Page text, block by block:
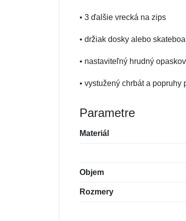
• 3 ďalšie vrecká na zips
• držiak dosky alebo
• nastaviteľný hrudný
• vystužený chrbát a popruhy
Parametre
Materiál
Objem
Rozmery